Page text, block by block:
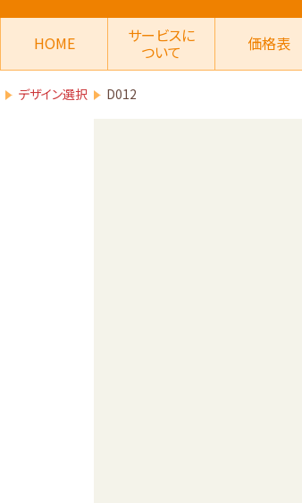
HOME サービスに
ついて 価格表
デザイン選択 D012